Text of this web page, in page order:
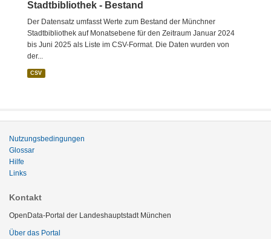
Stadtbibliothek - Bestand
Der Datensatz umfasst Werte zum Bestand der Münchner
Stadtbibliothek auf Monatsebene für den Zeitraum Januar 2024
bis Juni 2025 als Liste im CSV-Format. Die Daten wurden von
der...
CSV
Nutzungsbedingungen
Glossar
Hilfe
Links
Kontakt
OpenData-Portal der Landeshauptstadt München
Über das Portal